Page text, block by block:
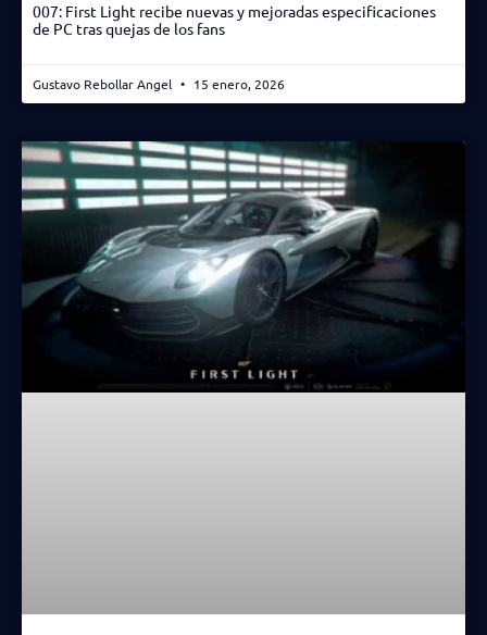
007: First Light recibe nuevas y mejoradas especificaciones
de PC tras quejas de los fans
Gustavo Rebollar Angel 15 enero, 2026